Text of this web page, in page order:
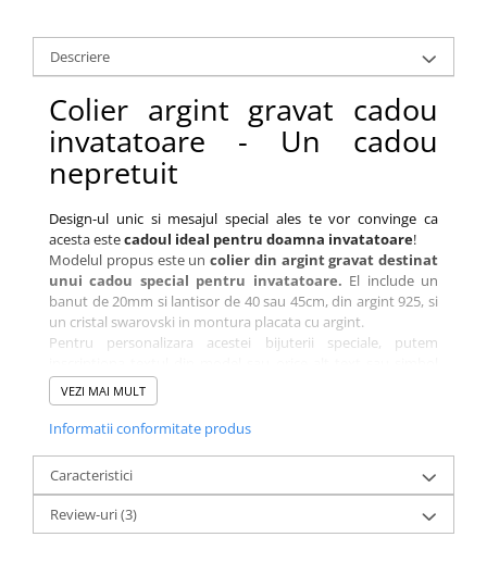
Descriere
Colier argint gravat cadou
invatatoare - Un cadou
nepretuit
Design-ul unic si mesajul special ales te vor convinge ca
acesta estecadoul ideal pentru doamna invatatoare!
Modelul propus este un colier din argint gravat destinat
unui cadou special pentru invatatoare. El include un
banut de 20mm si lantisor de 40 sau 45cm, din argint 925, si
un cristal swarovski in montura placata cu argint.
Pentru personalizara acestei bijuterii speciale, putem
doriti, posibilitatile sunt infinite.
De asemenea, mesajul gravat pe acest model de colier -
din magazin, cu dimensiunea de 20mm.
In functie de mesajul ales, fontul ar putea fi diferit. Echipa
noastra experimentata de designeri se va asigura ca va alege
varianta optima pentru bijuteria dvs. Bijuteria se livreaza
VEZI MAI MULT
Informatii conformitate produs
Caracteristici
Review-uri(3)